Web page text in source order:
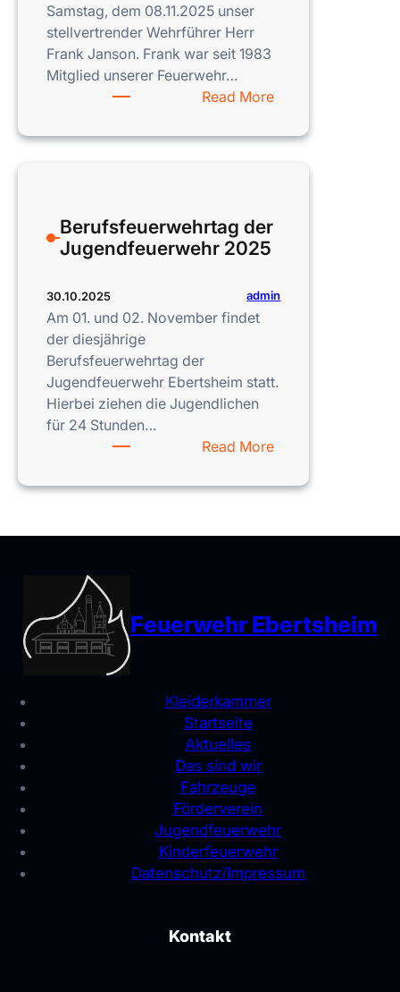
Samstag, dem 08.11.2025 unser
stellvertrender Wehrführer Herr
Frank Janson. Frank war seit 1983
Mitglied unserer Feuerwehr…
Read More:
trauern
Berufsfeuerwehrtag der
Jugendfeuerwehr 2025
30.10.2025 admin
Am 01. und 02. November findet
der diesjährige
Berufsfeuerwehrtag der
Jugendfeuerwehr Ebertsheim statt.
Hierbei ziehen die Jugendlichen
für 24 Stunden…
Read More:
der
Feuerwehr Ebertsheim
Kleiderkammer
Startseite
Aktuelles
Das sind wir
Fahrzeuge
Förderverein
Jugendfeuerwehr
Kinderfeuerwehr
Datenschutz/Impressum
Kontakt